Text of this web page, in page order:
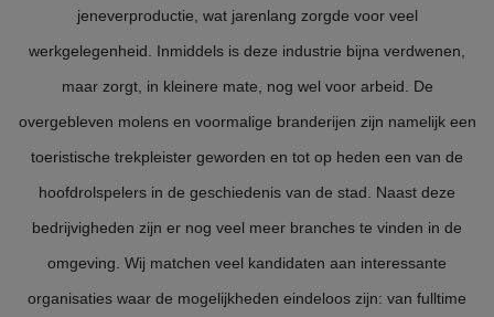
jeneverproductie, wat jarenlang zorgde voor veel
werkgelegenheid. Inmiddels is deze industrie bijna verdwenen,
maar zorgt, in kleinere mate, nog wel voor arbeid. De
overgebleven molens en voormalige branderijen zijn namelijk een
toeristische trekpleister geworden en tot op heden een van de
hoofdrolspelers in de geschiedenis van de stad. Naast deze
bedrijvigheden zijn er nog veel meer branches te vinden in de
omgeving. Wij matchen veel kandidaten aan interessante
organisaties waar de mogelijkheden eindeloos zijn: van fulltime